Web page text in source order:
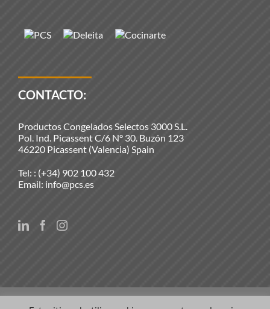
CONTACTO:
Productos Congelados Selectos 3000 S.L.
Pol. Ind. Picassent C/6 N° 30. Buzón 123
46220 Picassent (Valencia) Spain
Tel: : (+34) 902 100 432
Email: info@pcs.es